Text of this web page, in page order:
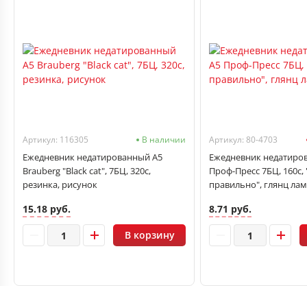
Артикул: 116305 В наличии
Ежедневник недатированный А5
Brauberg "Black cat", 7БЦ, 320с,
резинка, рисунок
15.18 руб.
В корзину
Артикул: 80-4703
Ежедневник
Проф-Пресс 7БЦ, 160с,
правильно", глянц лам
8.71 руб.